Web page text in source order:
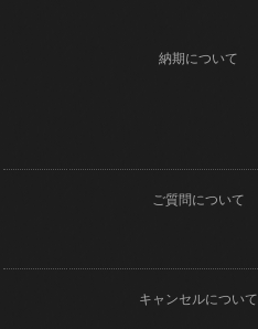
納期について
ご質問について
キャンセルについて